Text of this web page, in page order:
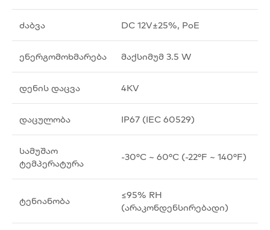
ძაბვა DC 12V±25%, PoE
ენერგომოხმარება მაქსიმუმ 3.5 W
დენის დაცვა 4KV
დაცულობა IP67 (IEC 60529)
სამუშაო
ტემპერატურა
-30°C ~ 60°C (-22°F ~ 140°F)
ტენიანობა
≤95% RH
(არაკონდენსირებადი)